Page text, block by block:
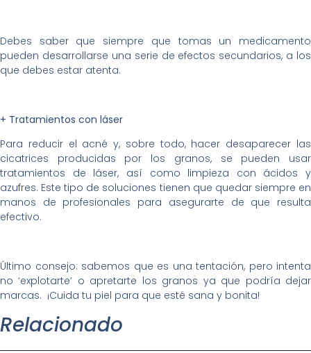
Debes saber que siempre que tomas un medicamento
pueden desarrollarse una serie de efectos secundarios, a los
que debes estar atenta.
+ Tratamientos con láser
Para reducir el acné y, sobre todo, hacer desaparecer las
cicatrices producidas por los granos, se pueden usar
tratamientos de láser, así como limpieza con ácidos y
azufres. Este tipo de soluciones tienen que quedar siempre en
manos de profesionales para asegurarte de que resulta
efectivo.
Último consejo: sabemos que es una tentación, pero intenta
no ‘explotarte’ o apretarte los granos ya que podría dejar
marcas. ¡Cuida tu piel para que esté sana y bonita!
Relacionado